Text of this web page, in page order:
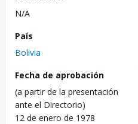
N/A
País
Bolivia
Fecha de aprobación
(a partir de la presentación
ante el Directorio)
12 de enero de 1978